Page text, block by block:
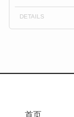
DETAILS
首页